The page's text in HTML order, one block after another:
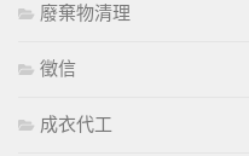
廢棄物清理
徵信
成衣代工